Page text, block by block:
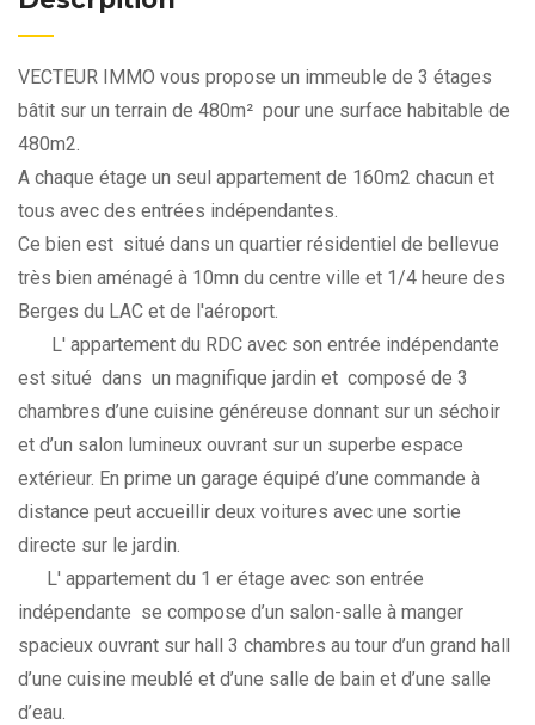
VECTEUR IMMO vous propose un immeuble de 3 étages
bâtit sur un terrain de 480m² pour une surface habitable de
480m2.
A chaque étage un seul appartement de 160m2 chacun et
tous avec des entrées indépendantes.
Ce bien est situé dans un quartier résidentiel de bellevue
très bien aménagé à 10mn du centre ville et 1/4 heure des
Berges du LAC et de l'aéroport.
L' appartement du RDC avec son entrée indépendante
est situé dans un magnifique jardin et composé de 3
chambres d’une cuisine généreuse donnant sur un séchoir
et d’un salon lumineux ouvrant sur un superbe espace
extérieur. En prime un garage équipé d’une commande à
distance peut accueillir deux voitures avec une sortie
directe sur le jardin.
L' appartement du 1 er étage avec son entrée
indépendante se compose d’un salon-salle à manger
spacieux ouvrant sur hall 3 chambres au tour d’un grand hall
d’une cuisine meublé et d’une salle de bain et d’une salle
d’eau.